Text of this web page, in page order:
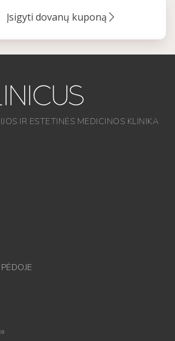
Įsigyti dovanų kuponą
IR ESTETINĖS MEDICINOS KLINIKA